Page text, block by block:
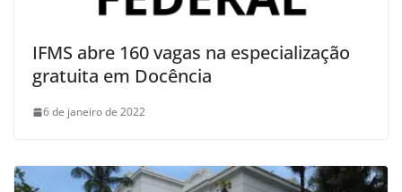
IFMS abre 160 vagas na especialização
gratuita em Docência
6 de janeiro de 2022